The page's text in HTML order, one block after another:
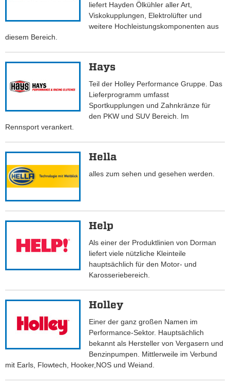
liefert Hayden Ölkühler aller Art,
Viskokupplungen, Elektrolüfter und
weitere Hochleistungskomponenten aus
diesem Bereich.
Hays
Teil der Holley Performance Gruppe. Das
Lieferprogramm umfasst
Sportkupplungen und Zahnkränze für
den PKW und SUV Bereich. Im
Rennsport verankert.
Hella
alles zum sehen und gesehen werden.
Help
Als einer der Produktlinien von Dorman
liefert viele nützliche Kleinteile
hauptsächlich für den Motor- und
Karosseriebereich.
Holley
Einer der ganz großen Namen im
Performance-Sektor. Hauptsächlich
bekannt als Hersteller von Vergasern und
Benzinpumpen. Mittlerweile im Verbund
mit Earls, Flowtech, Hooker,NOS und Weiand.